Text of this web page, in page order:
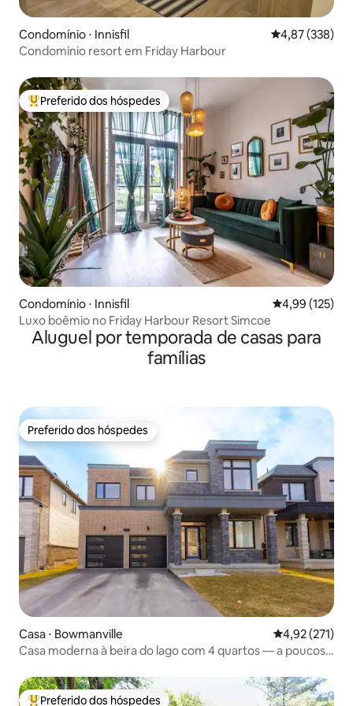
Condomínio ⋅ Innisfil 4,87 de uma
4,87 (338)
Condomínio resort em Friday Harbour
Entre os melhores preferidos dos hóspedes
Preferido dos hóspedes
Condomínio ⋅ Innisfil 4,99 de uma
4,99 (125)
Luxo boêmio no Friday Harbour Resort Simcoe
Aluguel por temporada de casas para
famílias
Preferido dos hóspedes
Preferido dos hóspedes
Casa ⋅ Bowmanville 4,92 de uma
4,92 (271)
Casa moderna à beira do lago com 4 quartos — a poucos
Preferido dos hóspedes